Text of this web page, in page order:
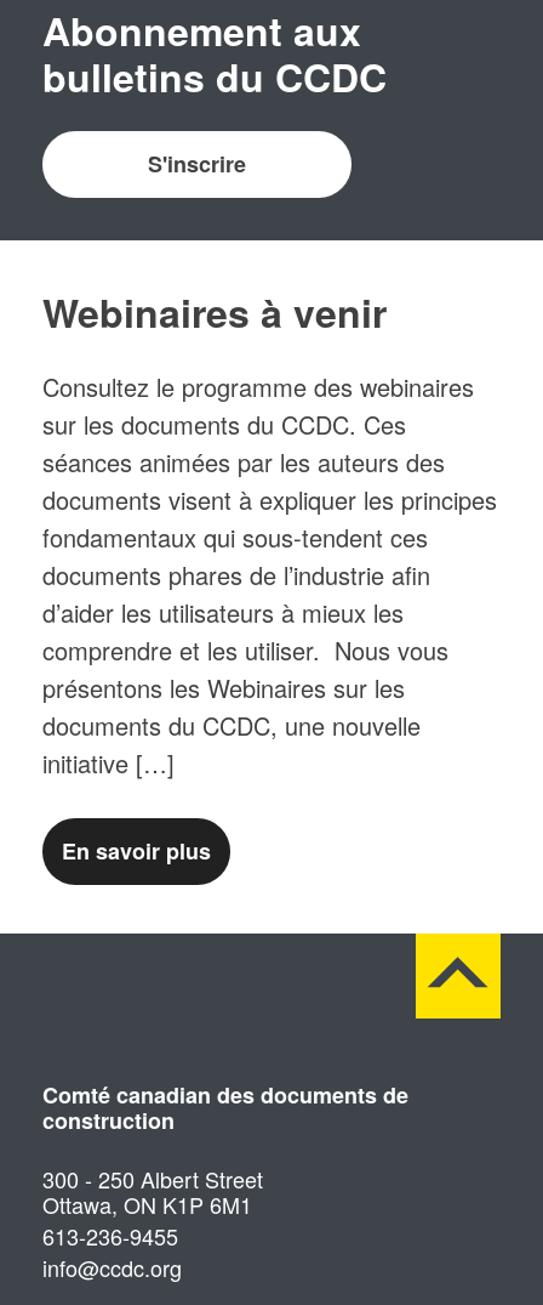
Abonnement aux
bulletins du CCDC
S'inscrire
Webinaires à venir
Consultez le programme des webinaires
sur les documents du CCDC. Ces
séances animées par les auteurs des
documents visent à expliquer les principes
fondamentaux qui sous-tendent ces
documents phares de l’industrie afin
d’aider les utilisateurs à mieux les
comprendre et les utiliser. Nous vous
présentons les Webinaires sur les
documents du CCDC, une nouvelle
initiative […]
En savoir plus
Comté canadian des documents de
construction
300 - 250 Albert Street
Ottawa, ON K1P 6M1
613-236-9455
info@ccdc.org